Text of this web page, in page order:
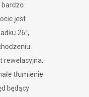
bardzo
jest
26”,
rewelacyjna.
tłumienie
będący